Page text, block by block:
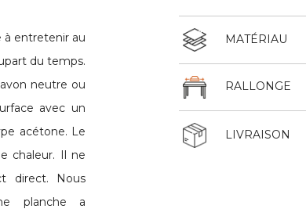
à entretenir au
du temps.
neutre ou
avec un
acétone. Le
chaleur. Il ne
direct. Nous
planche a
MATÉRIAU
RALLONGE
LIVRAISON